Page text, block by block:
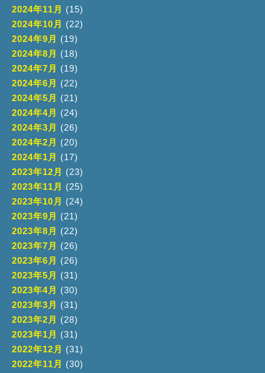
2024年11月
(15)
2024年10月
(22)
2024年9月
(19)
2024年8月
(18)
2024年7月
(19)
2024年6月
(22)
2024年5月
(21)
2024年4月
(24)
2024年3月
(26)
2024年2月
(20)
2024年1月
(17)
2023年12月
(23)
2023年11月
(25)
2023年10月
(24)
2023年9月
(21)
2023年8月
(22)
2023年7月
(26)
2023年6月
(26)
2023年5月
(31)
2023年4月
(30)
2023年3月
(31)
2023年2月
(28)
2023年1月
(31)
2022年12月
(31)
2022年11月
(30)